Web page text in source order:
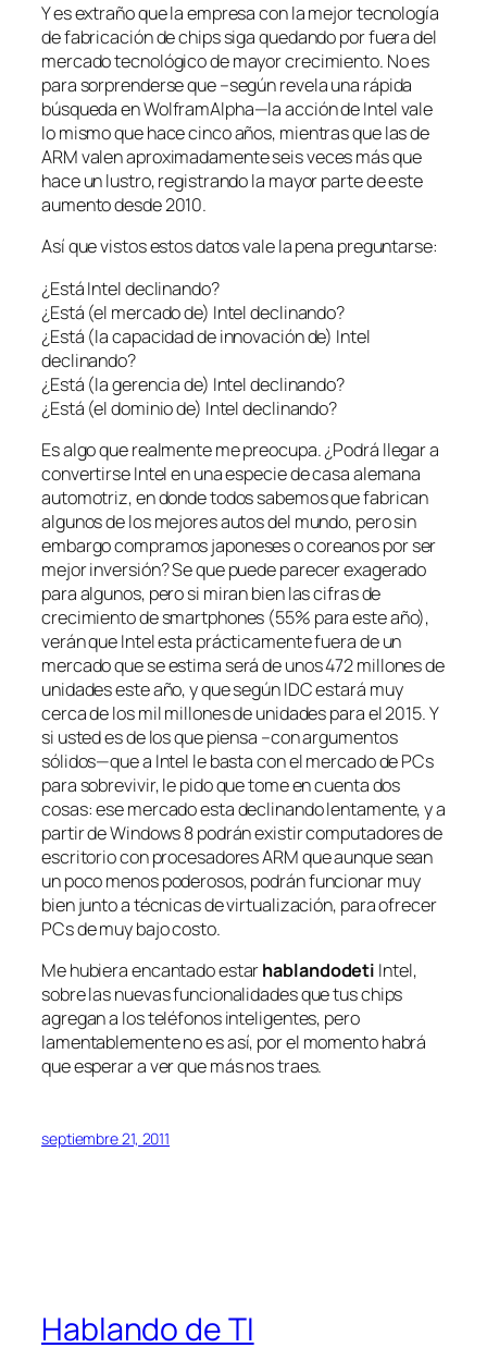
Y es extraño que la empresa con la mejor tecnología
de fabricación de chips siga quedando por fuera del
mercado tecnológico de mayor crecimiento. No es
para sorprenderse que –según revela una rápida
búsqueda en WolframAlpha—la acción de Intel vale
lo mismo que hace cinco años, mientras que las de
ARM valen aproximadamente seis veces más que
hace un lustro, registrando la mayor parte de este
aumento desde 2010.
Así que vistos estos datos vale la pena preguntarse:
¿Está Intel declinando?
¿Está (el mercado de) Intel declinando?
¿Está (la capacidad de innovación de) Intel
declinando?
¿Está (la gerencia de) Intel declinando?
¿Está (el dominio de) Intel declinando?
Es algo que realmente me preocupa. ¿Podrá llegar a
convertirse Intel en una especie de casa alemana
automotriz, en donde todos sabemos que fabrican
algunos de los mejores autos del mundo, pero sin
embargo compramos japoneses o coreanos por ser
mejor inversión? Se que puede parecer exagerado
para algunos, pero si miran bien las cifras de
crecimiento de smartphones (55% para este año),
verán que Intel esta prácticamente fuera de un
mercado que se estima será de unos 472 millones de
unidades este año, y que según IDC estará muy
cerca de los mil millones de unidades para el 2015. Y
si usted es de los que piensa –con argumentos
sólidos—que a Intel le basta con el mercado de PCs
para sobrevivir, le pido que tome en cuenta dos
cosas: ese mercado esta declinando lentamente, y a
partir de Windows 8 podrán existir computadores de
escritorio con procesadores ARM que aunque sean
un poco menos poderosos, podrán funcionar muy
bien junto a técnicas de virtualización, para ofrecer
PCs de muy bajo costo.
Me hubiera encantado estarhablandodeti Intel,
sobre las nuevas funcionalidades que tus chips
agregan a los teléfonos inteligentes, pero
lamentablemente no es así, por el momento habrá
que esperar a ver que más nos traes.
septiembre 21, 2011
Hablando de TI